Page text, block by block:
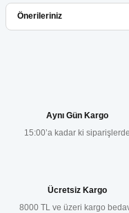
Bu
Önerileriniz
Ürün resmi kalitesiz,
Ürün fiyatı diğer
Aynı Gün Kargo
15:00’a kadar ki siparişlerde
Ücretsiz Kargo
8000 TL ve üzeri kargo